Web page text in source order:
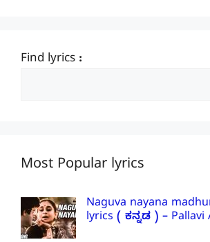
Find lyrics :
Most Popular lyrics
Naguva nayana
lyrics ( ಕನ್ನಡ ) – Pallavi